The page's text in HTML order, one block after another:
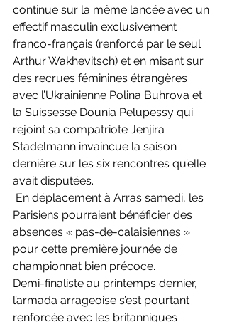
continue sur la même lancée avec un
effectif masculin exclusivement
franco-français (renforcé par le seul
Arthur Wakhevitsch) et en misant sur
des recrues féminines étrangères
avec l’Ukrainienne Polina Buhrova et
la Suissesse Dounia Pelupessy qui
rejoint sa compatriote Jenjira
Stadelmann invaincue la saison
dernière sur les six rencontres qu’elle
avait disputées.
Parisiens pourraient bénéficier des
absences « pas-de-calaisiennes »
pour cette première journée de
championnat bien précoce.
Demi-finaliste au printemps dernier,
l’armada arrageoise s’est pourtant
renforcée avec les britanniques